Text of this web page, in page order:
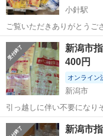
小針駅
ご覧いただきありがとうご
いてあることと同じ質問はお控えくださ
指定袋 ごみ袋 大量にあります。 内容は画像にてご確認ください。 開
封されてるのもございま...
新潟 新潟市 小針駅
新潟市
400円
オンライン
新潟市
引っ越しに伴い不要になり
明。 45㍑がずっしり残っ
他は半分ほどかと‥
新潟 新潟市 掃除用
新潟市